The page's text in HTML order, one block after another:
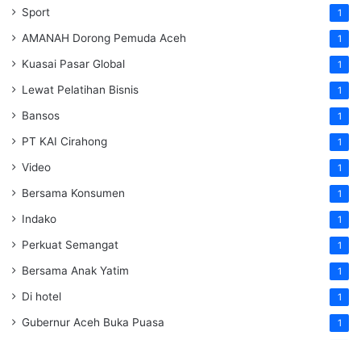
Sport 1
AMANAH Dorong Pemuda Aceh 1
Kuasai Pasar Global 1
Lewat Pelatihan Bisnis 1
Bansos 1
PT KAI Cirahong 1
Video 1
Bersama Konsumen 1
Indako 1
Perkuat Semangat 1
Bersama Anak Yatim 1
Di hotel 1
Gubernur Aceh Buka Puasa 1